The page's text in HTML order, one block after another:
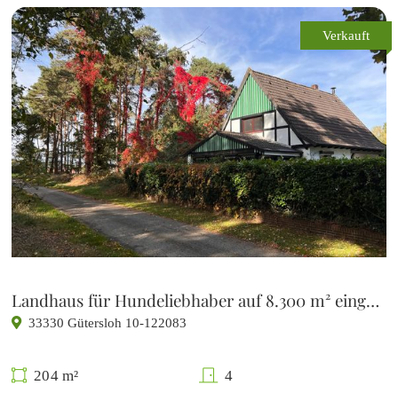
Verkauft
Landhaus für Hundeliebhaber auf 8.300 m² eingezäuntem Grundstück für 2 Personen zu verkaufen
33330 Gütersloh 10-122083
204 m²
4